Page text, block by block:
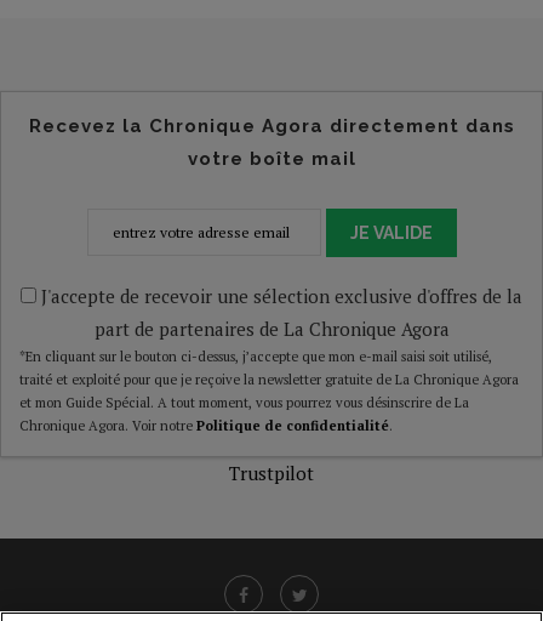
Recevez la Chronique Agora directement dans
votre boîte mail
JE VALIDE
J'accepte de recevoir une sélection exclusive d'offres de la
part de partenaires de La Chronique Agora
*En cliquant sur le bouton ci-dessus, j’accepte que mon e-mail saisi soit utilisé,
traité et exploité pour que je reçoive la newsletter gratuite de La Chronique Agora
et mon Guide Spécial. A tout moment, vous pourrez vous désinscrire de La
Chronique Agora. Voir notre Politique de confidentialité.
Trustpilot